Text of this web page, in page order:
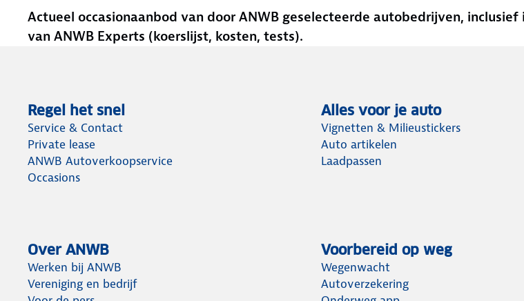
Actueel occasionaanbod van door ANWB geselecteerde autobedrijven,
van ANWB Experts (koerslijst, kosten, tests).
Regel het snel
Service & Contact
Private lease
ANWB Autoverkoopservice
Occasions
Alles voor je auto
Vignetten & Milieustickers
Auto artikelen
Laadpassen
Over ANWB
Werken bij ANWB
Vereniging en bedrijf
Voorbereid op weg
Wegenwacht
Autoverzekering